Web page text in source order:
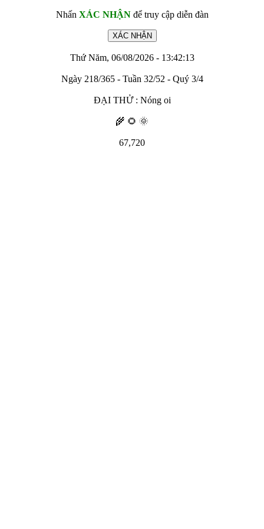
Nhấn XÁC NHẬNđể truy cập diễn đàn
Thứ Năm, 06/08/2026 - 13:42:13
Ngày 218/365 - Tuần 32/52 - Quý 3/4
ĐẠI THỬ : Nóng oi
🌾 🌻 🌞
67,720